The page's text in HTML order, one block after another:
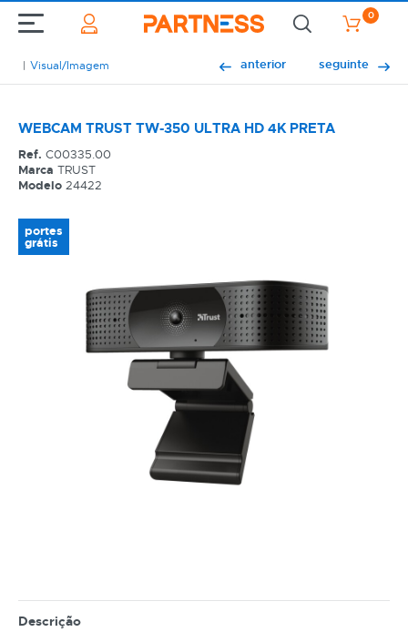
0
Visual/Imagem anterior seguinte
WEBCAM TRUST TW-350 ULTRA HD 4K PRETA
Ref. C00335.00
Marca TRUST
Modelo 24422
portes
grátis
Descrição